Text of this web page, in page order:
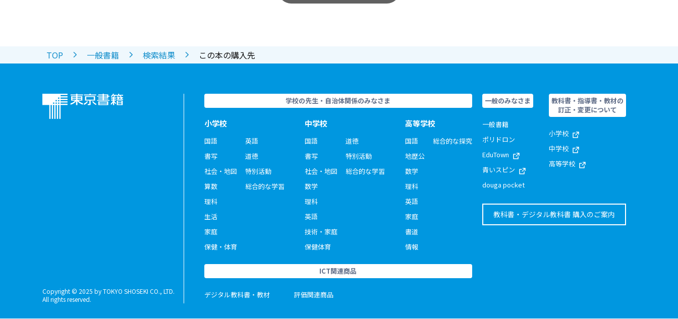
TOP 一般書籍 検索結果 この本の購入先
Copyright © 2025 by TOKYO SHOSEKI CO., LTD.
All rights reserved.
学校の先生・自治体関係のみなさま
小学校
国語
書写
社会・地図
算数
理科
生活
家庭
保健・体育
英語
道徳
特別活動
総合的な学習
中学校
国語
書写
社会・地図
数学
理科
英語
技術・家庭
保健体育
道徳
特別活動
総合的な学習
高等学校
国語
地歴公
数学
理科
英語
家庭
書道
情報
総合的な探究
ICT関連商品
デジタル教科書・教材 評価関連商品
一般のみなさま
一般書籍
ポリドロン
EduTown
青いスピン
douga pocket
教科書・指導書・教材の
訂正・変更について
小学校
中学校
高等学校
教科書・デジタル教科書 購入のご案内